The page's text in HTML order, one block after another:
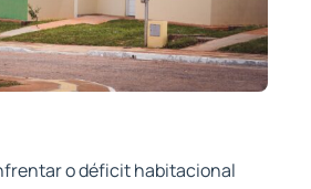
o déficit habitacional